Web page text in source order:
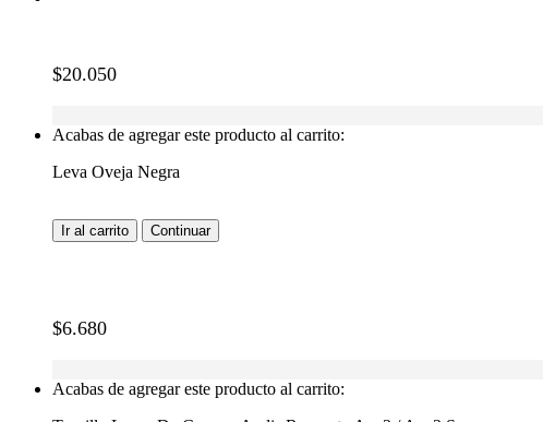
$20.050
Acabas de agregar este producto al carrito:
Leva Oveja Negra
Ir al carrito Continuar
$6.680
Acabas de agregar este producto al carrito: